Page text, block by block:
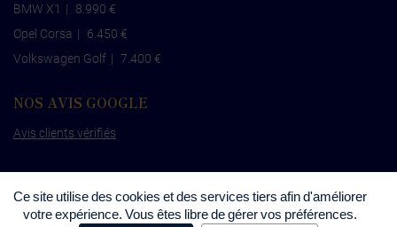
BMW X1 |
8.990 €
Opel Corsa |
6.450 €
Volkswagen Golf | 7.400 €
NOS AVIS GOOGLE
Avis clients vérifiés
©RCKAR • Mentions légales • Politique de
Ce site utilise des cookies et des services tiers afin d'améliorer
votre expérience. Vous êtes libre de gérer vos préférences.